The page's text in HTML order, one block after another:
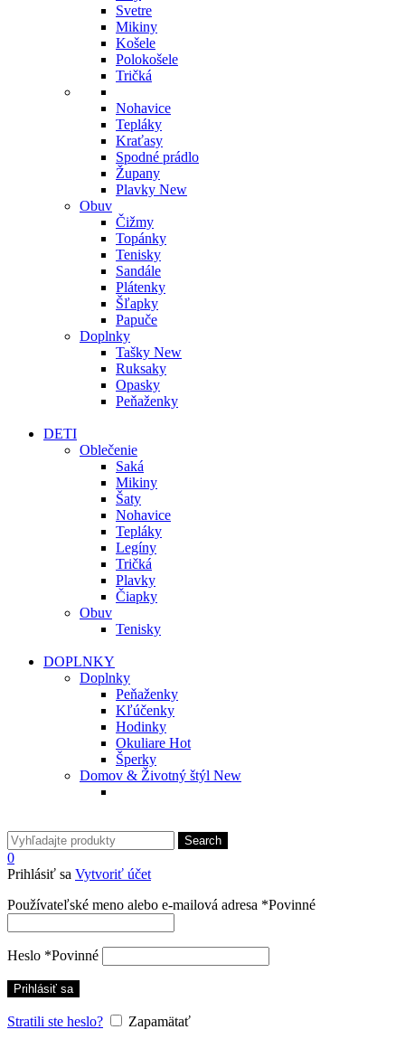
Svetre
Mikiny
Košele
Polokošele
Tričká
Nohavice
Tepláky
Kraťasy
Spodné prádlo
Župany
Plavky New
Obuv
Čižmy
Topánky
Tenisky
Sandále
Plátenky
Šľapky
Papuče
Doplnky
Tašky New
Ruksaky
Opasky
Peňaženky
DETI
Oblečenie
Saká
Mikiny
Šaty
Nohavice
Tepláky
Legíny
Tričká
Plavky
Čiapky
Obuv
Tenisky
DOPLNKY
Doplnky
Peňaženky
Kľúčenky
Hodinky
Okuliare Hot
Šperky
Domov & Životný štýl New
Search
0
Prihlásiť sa Vytvoriť účet
Používateľské meno alebo e-mailová adresa *Povinné
Heslo *Povinné
Prihlásiť sa
Stratili ste heslo?
Zapamätať